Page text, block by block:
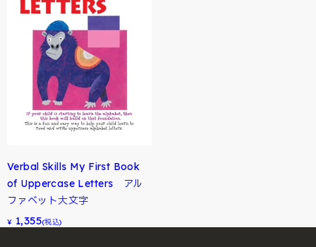
Verbal Skills My First Book
of Uppercase Letters アル
ファベット大文字
¥ 1,355(税込)